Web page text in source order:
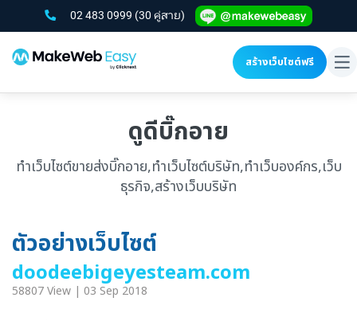
02 483 0999 (30 คู่สาย)
สร้างเว็บไซต์ฟรี
ดูดีบิ๊กอาย
ทำเว็บไซต์ขายส่งบิ๊กอาย,ทำเว็บไซต์บริษัท,ทำเว็บองค์กร,เว็บ
ธุรกิจ,สร้างเว็บบริษัท
ตัวอย่างเว็บไซต์
doodeebigeyesteam.com
58807 View | 03 Sep 2018